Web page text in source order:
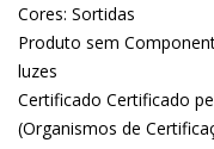
Cores: Sortidas
Produto sem
luzes
Certificado Certificado
(Organismos de